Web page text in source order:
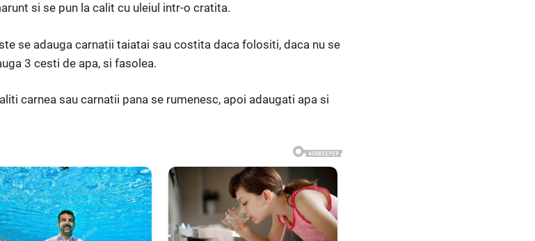
si se pun la calit cu uleiul intr-o cratita.
se adauga carnatii taiatai sau costita daca folositi, daca nu se
3 cesti de apa, si fasolea.
carnea sau carnatii pana se rumenesc, apoi adaugati apa si